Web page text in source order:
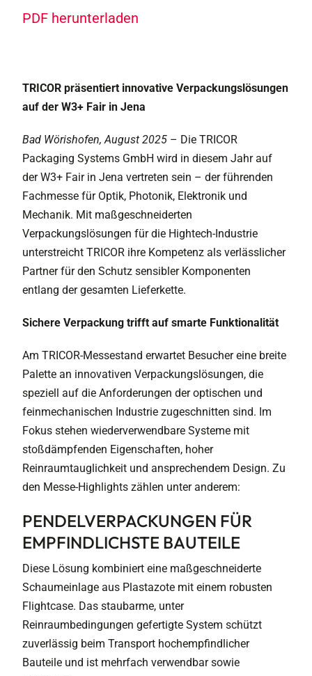
TRICOR präsentiert innovative Verpackungslösungen
auf der W3+ Fair in Jena
Bad Wörishofen, August 2025 – Die TRICOR
Packaging Systems GmbH wird in diesem Jahr auf
der W3+ Fair in Jena vertreten sein – der führenden
Fachmesse für Optik, Photonik, Elektronik und
Mechanik. Mit maßgeschneiderten
Verpackungslösungen für die Hightech-Industrie
unterstreicht TRICOR ihre Kompetenz als verlässlicher
Partner für den Schutz sensibler Komponenten
entlang der gesamten Lieferkette.
Sichere Verpackung trifft auf smarte Funktionalität
Am TRICOR-Messestand erwartet Besucher eine breite
Palette an innovativen Verpackungslösungen, die
speziell auf die Anforderungen der optischen und
feinmechanischen Industrie zugeschnitten sind. Im
Fokus stehen wiederverwendbare Systeme mit
stoßdämpfenden Eigenschaften, hoher
Reinraumtauglichkeit und ansprechendem Design. Zu
den Messe-Highlights zählen unter anderem:
PENDELVERPACKUNGEN FÜR
EMPFINDLICHSTE BAUTEILE
Diese Lösung kombiniert eine maßgeschneiderte
Schaumeinlage aus Plastazote mit einem robusten
Flightcase. Das staubarme, unter
Reinraumbedingungen gefertigte System schützt
zuverlässig beim Transport hochempfindlicher
Bauteile und ist mehrfach verwendbar sowie
PDF herunterladen